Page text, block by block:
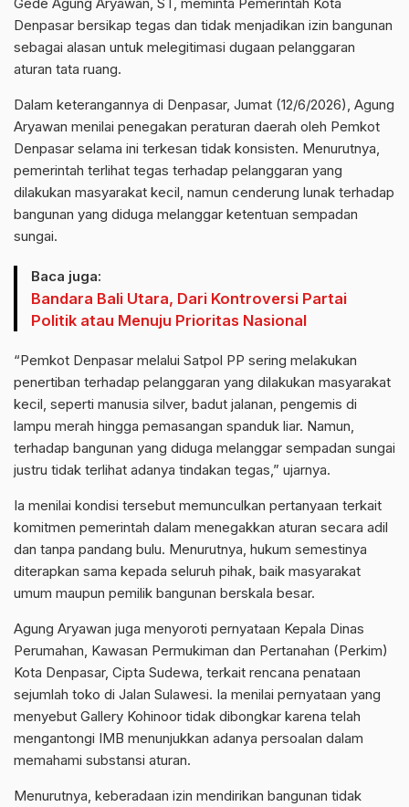
Denpasar bersikap tegas dan tidak menjadikan izin bangunan
sebagai alasan untuk melegitimasi dugaan pelanggaran
aturan tata ruang.
Dalam keterangannya di Denpasar, Jumat (12/6/2026), Agung
Aryawan menilai penegakan peraturan daerah oleh Pemkot
Denpasar selama ini terkesan tidak konsisten. Menurutnya,
pemerintah terlihat tegas terhadap pelanggaran yang
dilakukan masyarakat kecil, namun cenderung lunak terhadap
bangunan yang diduga melanggar ketentuan sempadan
sungai.
Baca juga:
Bandara Bali Utara, Dari Kontroversi Partai
Politik atau Menuju Prioritas Nasional
“Pemkot Denpasar melalui Satpol PP sering melakukan
penertiban terhadap pelanggaran yang dilakukan masyarakat
kecil, seperti manusia silver, badut jalanan, pengemis di
lampu merah hingga pemasangan spanduk liar. Namun,
terhadap bangunan yang diduga melanggar sempadan sungai
justru tidak terlihat adanya tindakan tegas,” ujarnya.
Ia menilai kondisi tersebut memunculkan pertanyaan terkait
komitmen pemerintah dalam menegakkan aturan secara adil
dan tanpa pandang bulu. Menurutnya, hukum semestinya
diterapkan sama kepada seluruh pihak, baik masyarakat
umum maupun pemilik bangunan berskala besar.
Agung Aryawan juga menyoroti pernyataan Kepala Dinas
Perumahan, Kawasan Permukiman dan Pertanahan (Perkim)
Kota Denpasar, Cipta Sudewa, terkait rencana penataan
sejumlah toko di Jalan Sulawesi. Ia menilai pernyataan yang
menyebut Gallery Kohinoor tidak dibongkar karena telah
mengantongi IMB menunjukkan adanya persoalan dalam
memahami substansi aturan.
Menurutnya, keberadaan izin mendirikan bangunan tidak